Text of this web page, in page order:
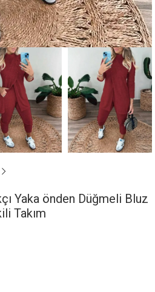
Yaka önden Düğmeli Bluz
Takım